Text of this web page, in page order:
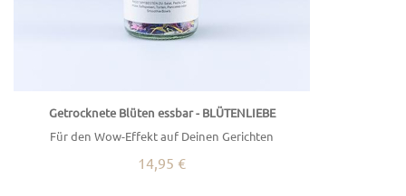
Getrocknete Blüten essbar - BLÜTENLIEBE
Für den Wow-Effekt auf Deinen Gerichten
14,95 €